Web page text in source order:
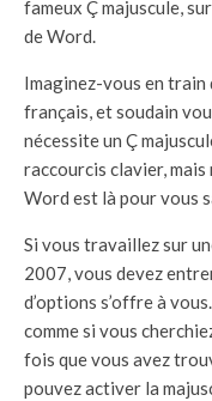
fameux Ç majuscule,
de Word.
Imaginez-vous en train
français, et soudain
nécessite un Ç
raccourcis clavier,
Word est là pour vous
Si vous travaillez sur
2007, vous devez
d’options s’offre à
comme si vous
fois que vous avez
pouvez activer la